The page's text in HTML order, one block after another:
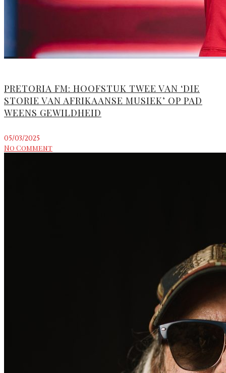
PRETORIA FM: HOOFSTUK TWEE VAN ‘DIE
STORIE VAN AFRIKAANSE MUSIEK’ OP PAD
WEENS GEWILDHEID
05/03/2025
No Comment